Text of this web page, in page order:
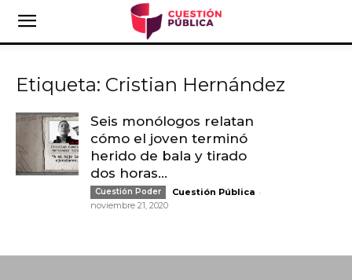
Etiqueta: Cristian Hernández
Seis monólogos relatan
cómo el joven terminó
herido de bala y tirado
dos horas...
Cuestión Poder Cuestión Pública -
noviembre 21, 2020